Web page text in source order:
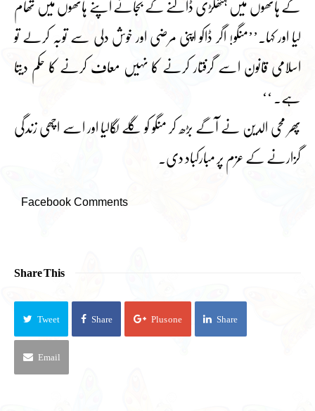
کے ہاتھوں میں ہتھکڑی ڈالنے کے بجائے اپنے ہاتھوں میں تھام
لیا اور کہا۔’’منگو! اگر ڈاکو اپنی مرضی اور خوش دلی سے توبہ کرلے تو
اسلامی قانون اسے گرفتار کرنے کا نہیں معاف کرنے کا حکم دیتا
ہے۔ ‘‘
پھر محی الدین نے آگے بڑھ کر منگو کو گلے لگالیا اور اسے اچھی زندگی
گزارنے کے عزم پر مبارکباد دی۔
Facebook Comments
Share This
Tweet Share Plus one Share
Email